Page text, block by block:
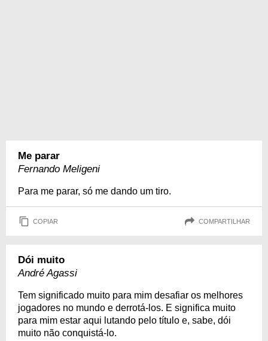
Me parar
Fernando Meligeni
Para me parar, só me dando um tiro.
COPIAR COMPARTILHAR
Dói muito
André Agassi
Tem significado muito para mim desafiar os melhores
jogadores no mundo e derrotá-los. E significa muito
para mim estar aqui lutando pelo título e, sabe, dói
muito não conquistá-lo.